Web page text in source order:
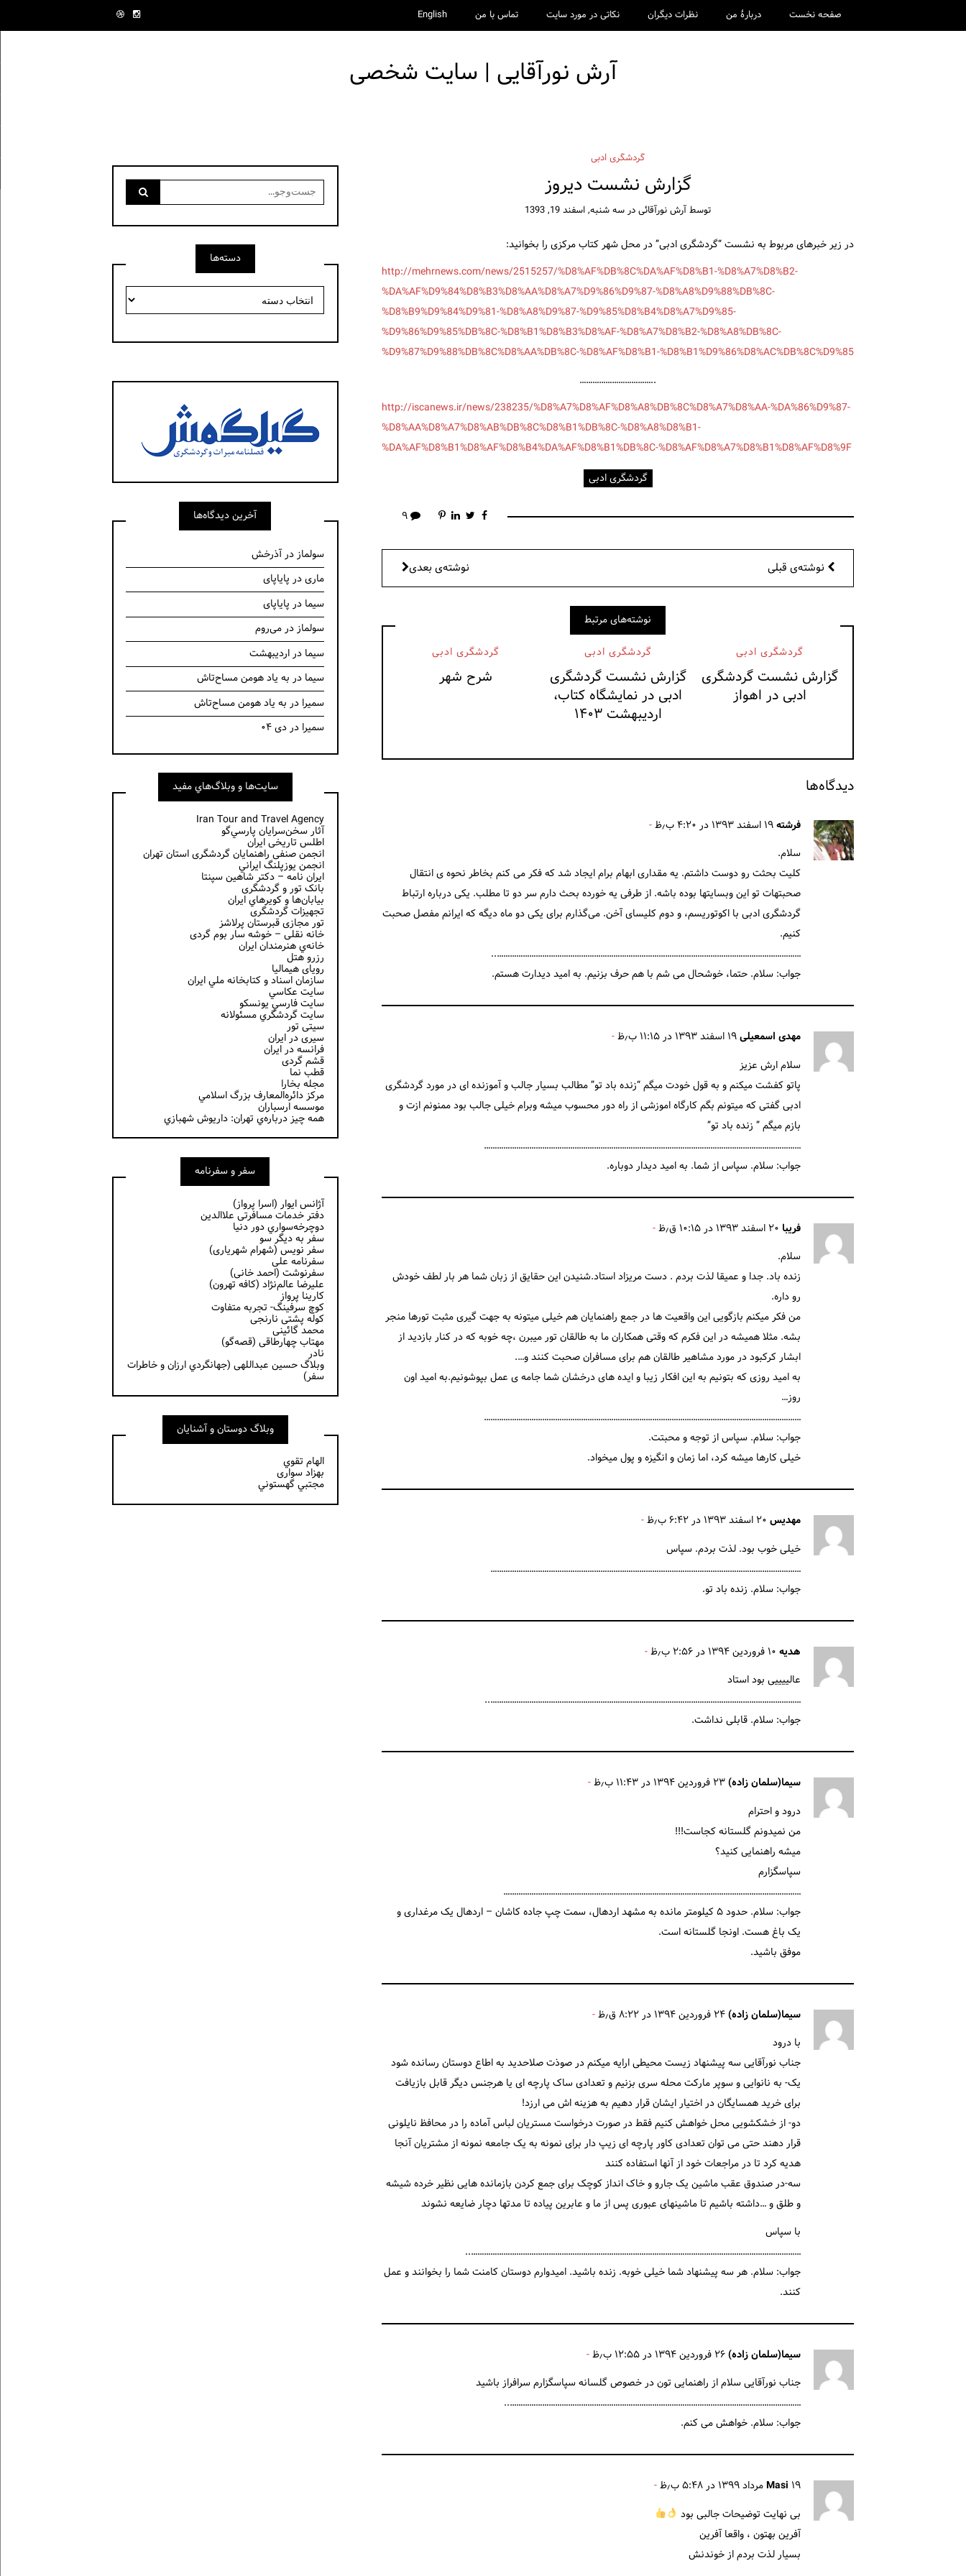
صفحه نخست دربارۀ من نظرات دیگران نکاتی در مورد سایت تماس با من English
آرش نورآقایی | سایت شخصی
گردشگری ادبی
گزارش نشست دیروز
توسطآرش نورآقائیدرسه شنبه, اسفند 19, 1393
در زیر خبرهای مربوط به نشست “گردشگری ادبی” در محل شهر کتاب مرکزی را بخوانید:
http://mehrnews.com/news/2515257/%D8%AF%DB%8C%DA%AF%D8%B1-%D8%A7%D8%B2-
%DA%AF%D9%84%D8%B3%D8%AA%D8%A7%D9%86%D9%87-%D8%A8%D9%88%DB%8C-
%D8%B9%D9%84%D9%81-%D8%A8%D9%87-%D9%85%D8%B4%D8%A7%D9%85-
%D9%86%D9%85%DB%8C-%D8%B1%D8%B3%D8%AF-%D8%A7%D8%B2-%D8%A8%DB%8C-
%D9%87%D9%88%DB%8C%D8%AA%DB%8C-%D8%AF%D8%B1-%D8%B1%D9%86%D8%AC%DB%8C%D9%85
……………………………..
http://iscanews.ir/news/238235/%D8%A7%D8%AF%D8%A8%DB%8C%D8%A7%D8%AA-%DA%86%D9%87-
%D8%AA%D8%A7%D8%AB%DB%8C%D8%B1%DB%8C-%D8%A8%D8%B1-
%DA%AF%D8%B1%D8%AF%D8%B4%DA%AF%D8%B1%DB%8C-%D8%AF%D8%A7%D8%B1%D8%AF%D8%9F
گردشگری ادبی
۹
نوشته‌ی قبلی نوشته‌ی بعدی
نوشته‌های مرتبط
گردشگری ادبی
گزارش نشست گردشگری
ادبی در اهواز
گردشگری ادبی
گزارش نشست گردشگری
ادبی در نمایشگاه کتاب،
اردیبهشت ۱۴۰۳
گردشگری ادبی
شرح شهر
دیدگاه‌ها
فرشته۱۹ اسفند ۱۳۹۳ در ۴:۲۰ ب٫ظ
سلام.
کلیت بحثت رو دوست داشتم. یه مقداری ابهام برام ایجاد شد که فکر می کنم بخاطر نحوه ی انتقال
صحبتهات تو این وبسایتها بوده باشه. از طرفی یه خورده بحث دارم سر دو تا مطلب. یکی درباره ارتباط
گردشگری ادبی با اکوتوریسم، و دوم کلیسای آخن. می‌گذارم برای یکی دو ماه دیگه که ایرانم مفصل صحبت
کنیم.
……………………………………………………………………………………………………………………………..
جواب: سلام. حتما، خوشحال می شم با هم حرف بزنیم. به امید دیدارت هستم.
مهدی اسمعیلی۱۹ اسفند ۱۳۹۳ در ۱۱:۱۵ ب٫ظ
سلام ارش عزیز
پاتو کفشت میکنم و به قول خودت میگم “زنده باد تو” مطالب بسیار جالب و آموزنده ای در مورد گردشگری
ادبی گفتی که میتونم بگم کارگاه اموزشی از راه دور محسوب میشه وبرام خیلی جالب بود ممنونم ازت و
بازم میگم ” زنده باد تو”
…………………………………………………………………………………………………………………………………
جواب: سلام. سپاس از شما. به امید دیدار دوباره.
فريبا ۲۰ اسفند ۱۳۹۳ در ۱۰:۱۵ ق٫ظ
سلام.
زنده باد. جدا و عمیقا لذت بردم . دست مریزاد استاد.شنیدن این حقایق از زبان شما هر بار لطف خودش
رو داره.
من فکر میکنم بازگویی این واقعیت ها در جمع راهنمایان هم خیلی میتونه به جهت گیری مثبت تورها منجر
بشه. مثلا همیشه در این فکرم که وقتی همکاران ما به طالقان تور میبرن ،چه خوبه که در کنار بازدید از
ابشار کرکبود در مورد مشاهیر طالقان هم برای مسافران صحبت کنند و….
به امید روزی که بتونیم به این افکار زیبا و ایده های درخشان شما جامه ی عمل بپوشونیم.به امید اون
روز…
…………………………………………………………………………………………………………………………………
جواب: سلام. سپاس از توجه و محبتت.
خیلی کارها میشه کرد، اما زمان و انگیزه و پول میخواد.
مهدیس ۲۰ اسفند ۱۳۹۳ در ۶:۴۲ ب٫ظ
خیلی خوب بود. لذت بردم. سپاس
………………………………………………………………………………………………………………………………
جواب: سلام. زنده باد تو.
هدیه ۱۰ فروردین ۱۳۹۴ در ۲:۵۶ ب٫ظ
عالییییی بود استاد
………………………………………………………………………………………………………………………………..
جواب: سلام. قابلی نداشت.
سیما(سلمان زاده)۲۳ فروردین ۱۳۹۴ در ۱۱:۴۳ ب٫ظ
درود و احترام
من نمیدونم گلستانه کجاست!!!
میشه راهنمایی کنید؟
سپاسگزارم
…………………………………………………………………………………………………………………………
جواب: سلام. حدود ۵ کیلومتر مانده به مشهد اردهال، سمت چپ جاده کاشان – اردهال یک مرغداری و
یک باغ هست. اونجا گلستانه است.
موفق باشید.
سیما(سلمان زاده)۲۴ فروردین ۱۳۹۴ در ۸:۲۲ ق٫ظ
با درود
جناب نورآقایی سه پیشنهاد زیست محیطی ارایه میکنم در صوذت صلاحدید به اطاع دوستان رسانده شود
یک- به نانوایی و سوپر مارکت محله سری بزنیم و تعدادی ساک پارچه ای یا هرجنس دیگر قابل بازیافت
برای خرید همسایگان در اختیار ایشان قرار دهیم به هزینه اش می ارزد!
دو- از خشکشویی محل خواهش کنیم فقط در صورت درخواست مستریان لباس آماده را در محافظ نایلونی
قرار دهند حتی می توان تعدادی کاور پارچه ای زیپ دار برای نمونه به یک جامعه نمونه از مشتریان آنجا
هدیه کرد تا در مراجعات خود از آنها استفاده کنند
سه-در صندوق عقب ماشین یک جارو و خاک انداز کوچک برای جمع کردن بازمانده هایی نظیر خرده شیشه
و طلق و …داشته باشیم تا ماشینهای عبوری پس از ما و عابرین پیاده تا مدتها دچار ضایعه نشوند
با سپاس
………………………………………………………………………………………………………………………………………..
جواب: سلام. هر سه پیشنهاد شما خیلی خوبه. زنده باشید. امیدوارم دوستان کامنت شما را بخوانند و عمل
کنند.
سیما(سلمان زاده)۲۶ فروردین ۱۳۹۴ در ۱۲:۵۵ ب٫ظ
جناب نورآقایی سلام از راهنمایی تون در خصوص گلسانه سپاسگزارم سرافراز باشید
………………………………………………………………………………………………………………………..
جواب: سلام. خواهش می کنم.
Masi ۱۹ مرداد ۱۳۹۹ در ۵:۴۸ ب٫ظ
بی نهایت توضیحات جالبی بود
آفرین بهتون ، واقعا آفرین
بسیار لذت بردم از خوندنش
جست‌وجو
برای:
دسته‌ها
دسته‌ها
آخرین دیدگاه‌ها
سولمازدرآذرخش
ماریدر پایاپای
سیما در پایاپای
سولمازدرمی‌روم
سیما دراردیبهشت
سیما در به یاد هومن مساح‌تاش
سمیرا در به یاد هومن مساح‌تاش
سمیرا دردی ۰۴
سايت‌ها و وبلاگ‌هاي مفيد
Iran Tour and Travel Agency
آثار سخن‌سرايان پارسي‌گو
اطلس تاریخی ایران
انجمن صنفی راهنمایان گردشگری استان تهران
انجمن يوزپلنگ ايراني
ایران نامه – دکتر شاهین سپنتا
بانک تور و گردشگری
بيابان‌ها و كويرهاي ايران
تجهیزات گردشگری
تور مجازی قبرستان پرلاشز
خانه نقلی – خوشه سار بوم گردی
خانه‌ي هنرمندان ايران
رزرو هتل
رویای هیمالیا
سازمان اسناد و كتابخانه ملي ايران
سايت عكاسي
سايت فارسي يونسكو
سايت گردشگري مسئولانه
سیتی تور
سیری در ایران
فرانسه در ايران
قشم گردی
قطب نما
مجله بخارا
مركز دائره‌المعارف بزرگ اسلامي
موسسه ارسباران
همه چيز درباره‌ي تهران: داريوش شهبازي
سفر و سفرنامه
آژانس ایوار (اسرا پرواز)
دفتر خدمات مسافرتی علاالدین
دوچرخه‌سواري دور دنيا
سفر به دیگر سو
سفر نویس (شهرام شهریاری)
سفرنامه علی
سفرنوشت (احمد خانی)
عليرضا عالم‌نژاد (كافه تهرون)
کارینا پرواز
کوچ سرفینگ- تجربه متفاوت
کوله پشتی نارنجی
محمد گائینی
مهتاب چهارطاقی (قصه‌گو)
نادر
وبلاگ حسين عبداللهی (جهانگردي ارزان و خاطرات
سفر)
وبلاگ دوستان و آشنایان
الهام تقوي
بهزاد سواری
مجتبي گهستوني